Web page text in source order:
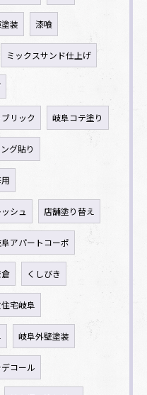
装 漆喰
ミックスサンド仕上げ
リック 岐阜コテ塗り
グ貼り
シュ 店舗塗り替え
アパートコーポ
くしびき
宅岐阜
岐阜外壁塗装
コール